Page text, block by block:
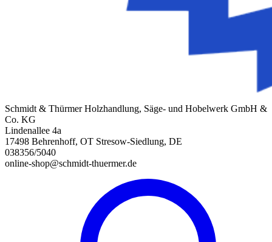
Schmidt & Thürmer Holzhandlung, Säge- und Hobelwerk GmbH &
Co. KG
Lindenallee 4a
17498 Behrenhoff, OT Stresow-Siedlung, DE
038356/5040
online-shop@schmidt-thuermer.de